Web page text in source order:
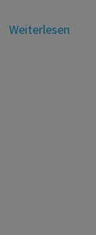
Weiterlesen